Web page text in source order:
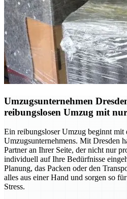
Umzugsunternehmen
reibungslosen Umzug mit
Ein reibungsloser Umzug beginnt mit
Umzugsunternehmens. Mit Dresden
Partner an Ihrer Seite, der nicht nur
individuell auf Ihre Bedürfnisse
Planung, das Packen oder den
alles aus einer Hand und sorgen so
Stress.